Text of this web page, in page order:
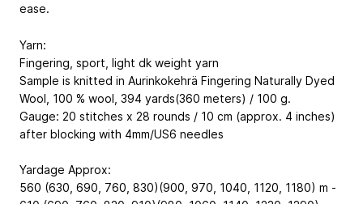
ease.
Yarn:
Fingering, sport, light dk weight yarn
Sample is knitted in Aurinkokehrä Fingering Naturally Dyed
Wool, 100 % wool, 394 yards(360 meters) / 100 g.
Gauge: 20 stitches x 28 rounds / 10 cm (approx. 4 inches)
after blocking with 4mm/US6 needles
Yardage Approx:
560 (630, 690, 760, 830)(900, 970, 1040, 1120, 1180) m -